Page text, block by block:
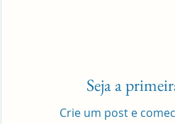
Seja a
Crie um post e